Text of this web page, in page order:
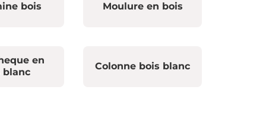
bois Moulure en bois
en
blanc
Colonne bois blanc